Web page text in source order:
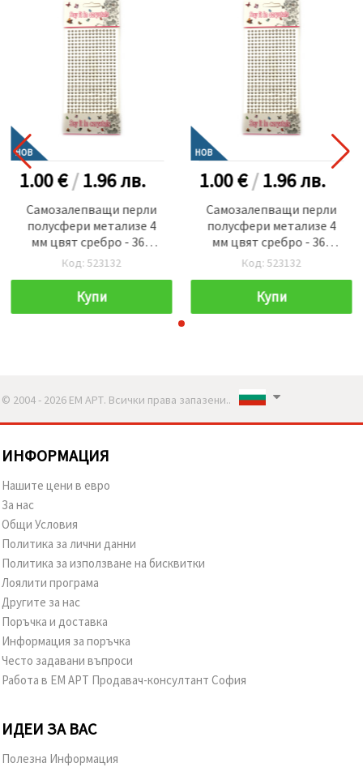
НОВ
1.00 €/1.96лв.
Самозалепващи перли
полусфери метализе 4
мм цвят сребро - 364
броя
Код: 523132
Купи
НОВ
1.00 €/1.96лв.
Самозалепващи перли
полусфери метализе 4
мм цвят сребро - 364
броя
Код: 523132
Купи
© 2004 - 2026 ЕМ АРТ. Всички права запазени..
ИНФОРМАЦИЯ
Нашите цени в евро
За нас
Общи Условия
Политика за лични данни
Политика за използване на бисквитки
Лоялити програма
Другите за нас
Поръчка и доставка
Информация за поръчка
Често задавани въпроси
Работа в ЕМ АРТ Продавач-консултант София
ИДЕИ ЗА ВАС
Полезна Информация